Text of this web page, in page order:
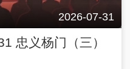
2026-07-31
忠义杨门（三）